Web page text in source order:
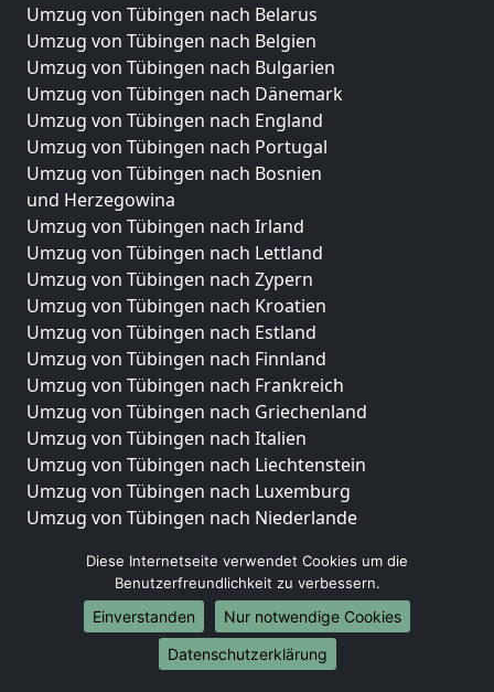
Umzug von Tübingen nach Belarus
Umzug von Tübingen nach Belgien
Umzug von Tübingen nach Bulgarien
Umzug von Tübingen nach Dänemark
Umzug von Tübingen nach England
Umzug von Tübingen nach Portugal
Umzug von Tübingen nach Bosnien
und Herzegowina
Umzug von Tübingen nach Irland
Umzug von Tübingen nach Lettland
Umzug von Tübingen nach Zypern
Umzug von Tübingen nach Kroatien
Umzug von Tübingen nach Estland
Umzug von Tübingen nach Finnland
Umzug von Tübingen nach Frankreich
Umzug von Tübingen nach Griechenland
Umzug von Tübingen nach Italien
Umzug von Tübingen nach Liechtenstein
Umzug von Tübingen nach Luxemburg
Umzug von Tübingen nach Niederlande
Umzüge-Deutschlandweit
Umzug von Tübingen nach Berlin
Umzug von Tübingen nach Hamburg
Umzug von Tübingen nach München
Diese Internetseite verwendet Cookies um die
Benutzerfreundlichkeit zu verbessern.
Einverstanden
Nur notwendige Cookies
Datenschutzerklärung